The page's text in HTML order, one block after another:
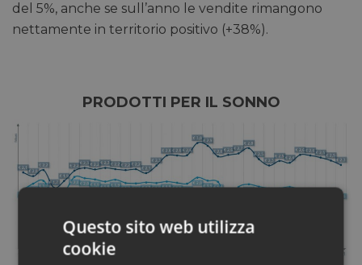
del 5%, anche se sull’anno le vendite rimangono
nettamente in territorio positivo (+38%).
PRODOTTI PER IL SONNO
Questo sito web utilizza
cookie